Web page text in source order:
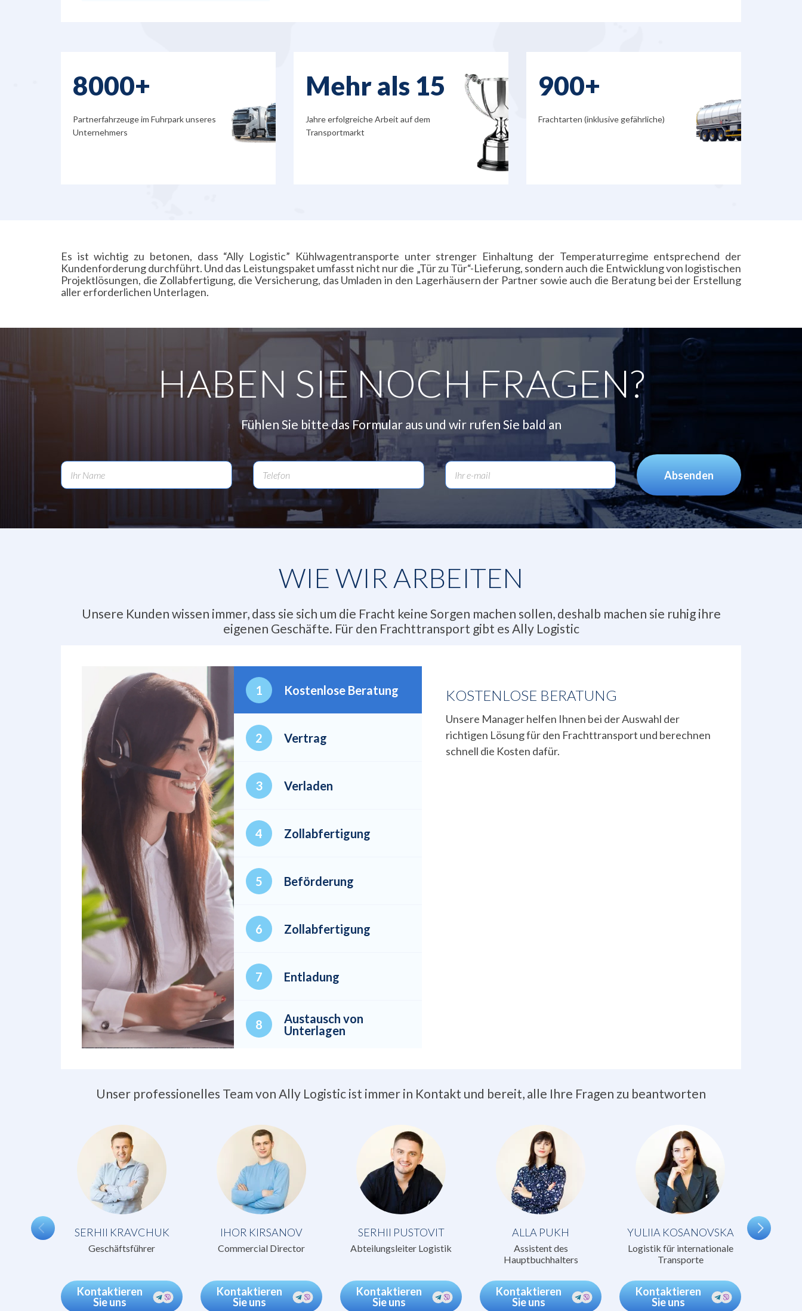
8000+
Partnerfahrzeuge im Fuhrpark unseres
Unternehmers
Mehr als 15
Jahre erfolgreiche Arbeit auf dem
Transportmarkt
900+
Frachtarten (inklusive gefährliche)
Es ist wichtig zu betonen, dass “Ally Logistic” Kühlwagentransporte unter strenger Einhaltung der Temperaturregime entsprechend der
Kundenforderung durchführt. Und das Leistungspaket umfasst nicht nur die „Tür zu Tür“-Lieferung, sondern auch die Entwicklung von logistischen
Projektlösungen, die Zollabfertigung, die Versicherung, das Umladen in den Lagerhäusern der Partner sowie auch die Beratung bei der Erstellung
aller erforderlichen Unterlagen.
HABEN SIE NOCH FRAGEN?
Fühlen Sie bitte das Formular aus und wir rufen Sie bald an
WIE WIR ARBEITEN
Unsere Kunden wissen immer, dass sie sich um die Fracht keine Sorgen machen sollen, deshalb machen sie ruhig ihre
eigenen Geschäfte. Für den Frachttransport gibt es Ally Logistic
Kostenlose Beratung
Vertrag
Verladen
Zollabfertigung
Beförderung
Zollabfertigung
Entladung
Austausch von
Unterlagen
KOSTENLOSE BERATUNG
Unsere Manager helfen Ihnen bei der Auswahl der
richtigen Lösung für den Frachttransport und berechnen
schnell die Kosten dafür.
Unser professionelles Team von Ally Logistic ist immer in Kontakt und bereit, alle Ihre Fragen zu beantworten
SERHII KRAVCHUK
Geschäftsführer
Kontaktieren
Sie uns
IHOR KIRSANOV
Commercial Director
Kontaktieren
Sie uns
SERHII PUSTOVIT
Abteilungsleiter Logistik
Kontaktieren
Sie uns
ALLA PUKH
Assistent des
Hauptbuchhalters
Kontaktieren
Sie uns
YULIIA KOSANOVSKA
Logistik für internationale
Transporte
Kontaktieren
Sie uns